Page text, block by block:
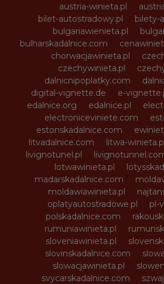
austria-winieta.pl
bilet-autostradowy.pl
bilety-
bulgariawienieta.pl
bulharskadalnice.com
chorwacjawinieta.pl
czechywinieta.pl
dalnicnipoplatky.com
digital-vignette.de
e-
edalnice.org
edalnice.pl
electroniceviniete.com
estonskadalnice.com
litvadalnice.com
litwa-
livignotunel.pl
lotwawinieta.pl
madarskadalnice.com
moldawiawinieta.pl
oplatyautostradowe.pl
pl-
polskadalnice.com
rumuniawinieta.pl
sloveniawinieta.pl
slovinskadalnice.com
slowacjawinieta.pl
svycarskadalnice.com